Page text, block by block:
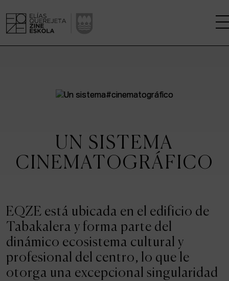
CENTRO DE INVESTIGACIÓN
KINOFABRIKA
LA CASA DEL CINE
ACTUALIDAD
Admisión
Intranet
UN SISTEMA
CINEMATOGRÁFICO
EQZE está ubicada en el edificio de
Tabakalera y forma parte del
dinámico ecosistema cultural y
profesional del centro, lo que le
otorga una excepcional singularidad